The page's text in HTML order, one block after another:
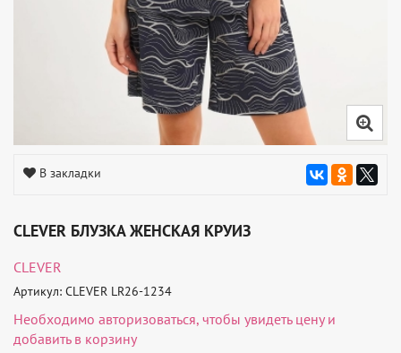
В закладки
CLEVER БЛУЗКА ЖЕНСКАЯ КРУИЗ
CLEVER
Артикул: CLEVER LR26-1234
Необходимо авторизоваться, чтобы увидеть цену и
добавить в корзину